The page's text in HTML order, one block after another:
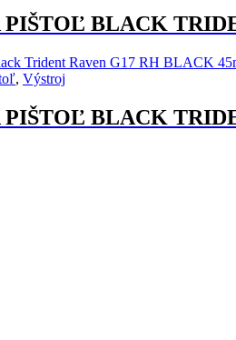
PIŠTOĽ BLACK
, Výstroj
PIŠTOĽ BLACK